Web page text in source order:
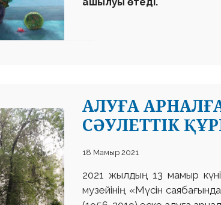
АЛУҒА
СӘУЛЕТТІК
18 Мамыр 2021
2021 жылдың 13 мамыр
музейінің «Мүсін